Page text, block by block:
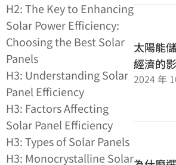
H2: The Key to Enhancing
Solar Power Efficiency:
Choosing the Best Solar
Panels
H3: Understanding Solar
Panel Efficiency
H3: Factors Affecting
Solar Panel Efficiency
H3: Types of Solar Panels
H3: Monocrystalline Solar
太陽能
經濟的
2024 年